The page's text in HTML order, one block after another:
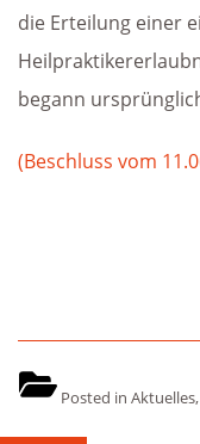
die Erteilung einer
begann
(Beschluss vom
Posted in Aktuelles,